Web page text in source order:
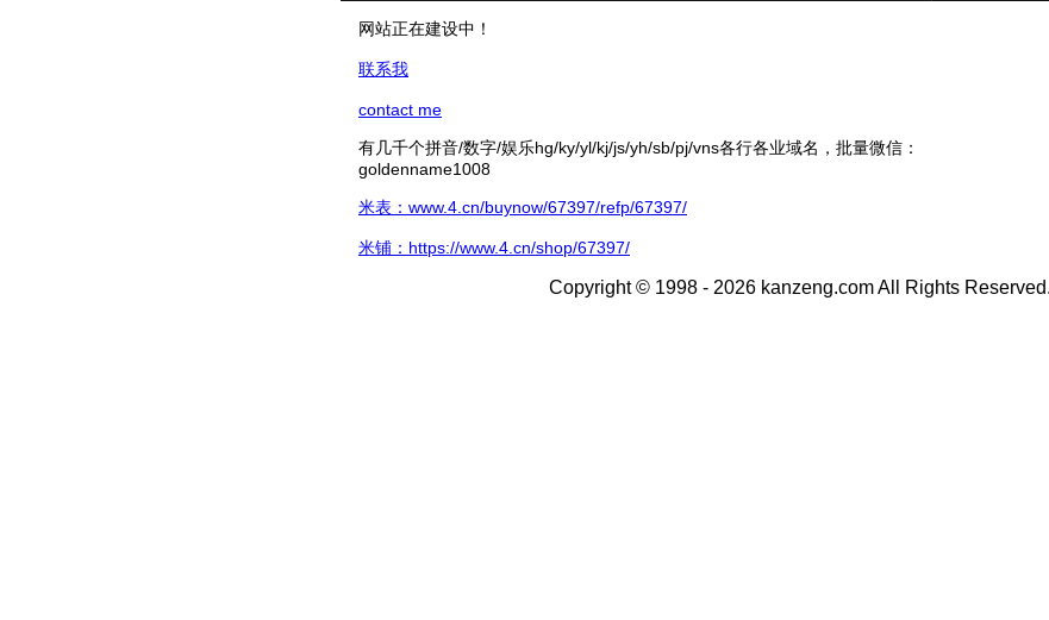
网站正在建设中！
联系我
contact me
有几千个拼音/数字/娱乐hg/ky/yl/kj/js/yh/sb/pj/vns各行各业域名，批量微信：
goldenname1008
米表：www.4.cn/buynow/67397/refp/67397/
米铺：https://www.4.cn/shop/67397/
Copyright © 1998 - 2026 kanzeng.com All Rights Reserved.